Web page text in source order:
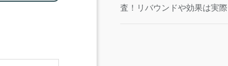
査！リバウンドや効果は実